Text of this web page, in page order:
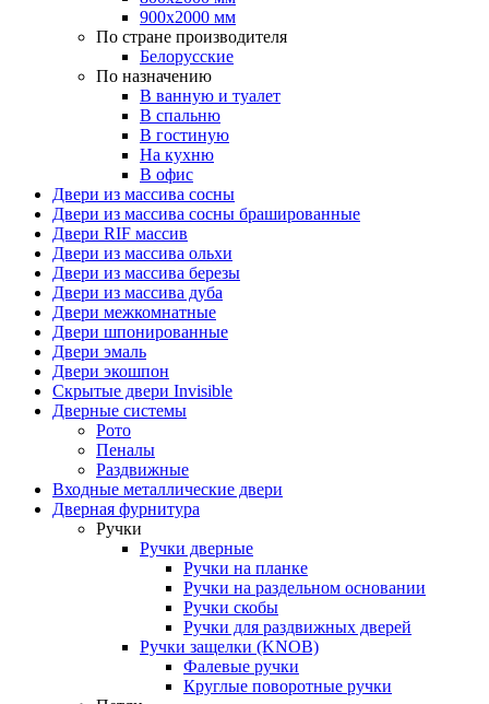
900х2000 мм
По стране производителя
Белорусские
По назначению
В ванную и туалет
В спальню
В гостиную
На кухню
В офис
Двери из массива сосны
Двери из массива сосны брашированные
Двери RIF массив
Двери из массива ольхи
Двери из массива березы
Двери из массива дуба
Двери межкомнатные
Двери шпонированные
Двери эмаль
Двери экошпон
Скрытые двери Invisible
Дверные системы
Рото
Пеналы
Раздвижные
Входные металлические двери
Дверная фурнитура
Ручки
Ручки дверные
Ручки на планке
Ручки на раздельном основании
Ручки скобы
Ручки для раздвижных дверей
Ручки защелки (KNOB)
Фалевые ручки
Круглые поворотные ручки